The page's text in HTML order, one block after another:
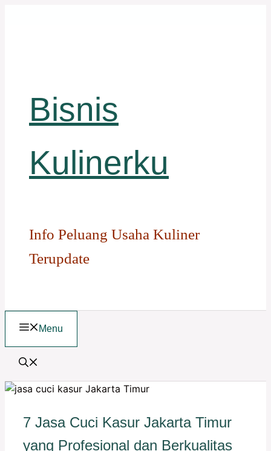
Bisnis
Kulinerku
Info Peluang Usaha Kuliner
Terupdate
Menu
7 Jasa Cuci Kasur Jakarta Timur
yang Profesional dan Berkualitas